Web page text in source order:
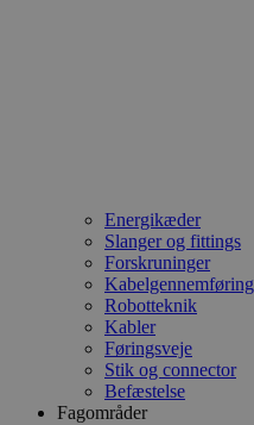
Energikæder
Slanger og fittings
Forskruninger
Kabelgennemføring
Robotteknik
Kabler
Føringsveje
Stik og connector
Befæstelse
Fagområder